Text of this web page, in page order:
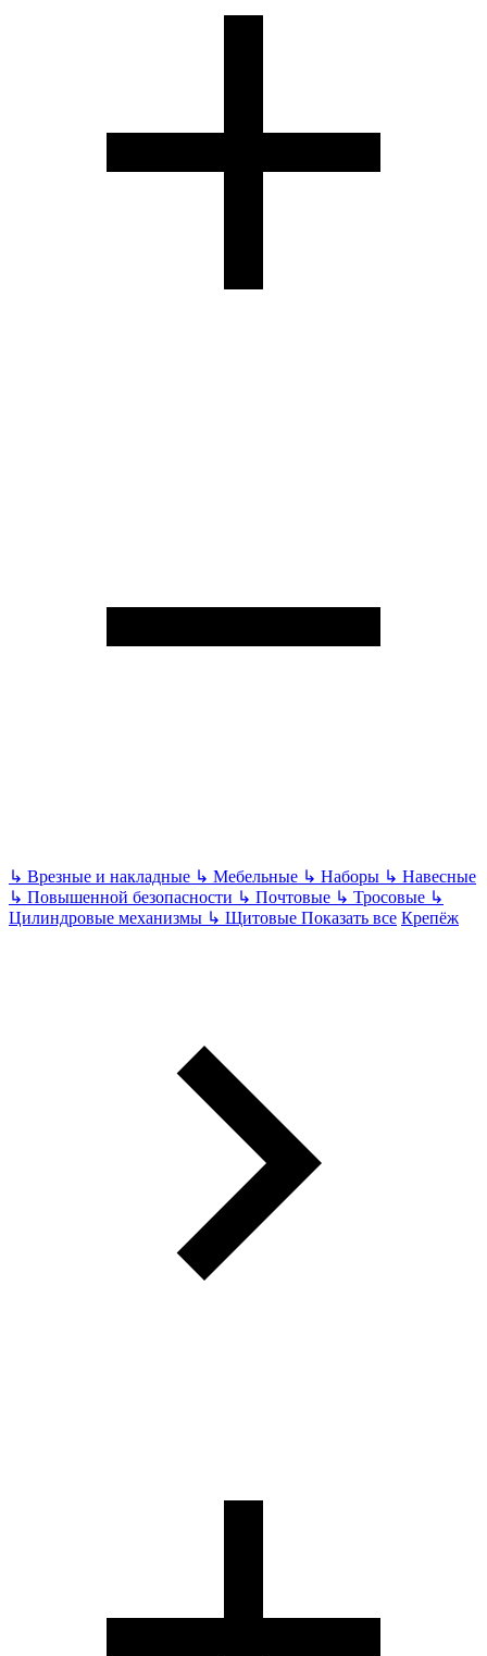
↳ Врезные и накладные ↳ Мебельные ↳ Наборы ↳ Навесные
↳ Повышенной безопасности ↳ Почтовые ↳ Тросовые ↳
Цилиндровые механизмы ↳ Щитовые Показать все Крепёж